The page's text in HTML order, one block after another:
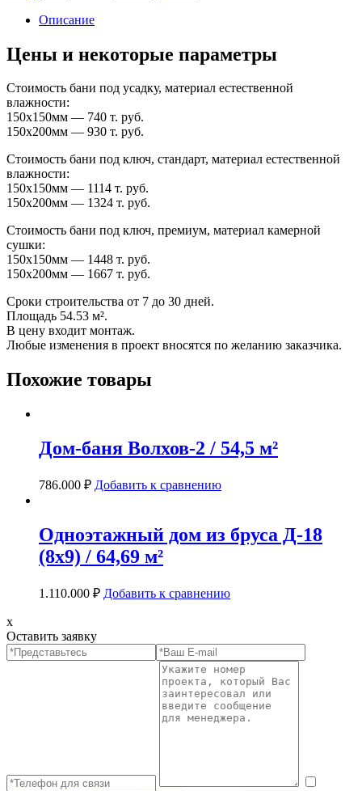
Описание
Цены и некоторые параметры
Стоимость бани под усадку, материал естественной
влажности:
150х150мм — 740 т. руб.
150х200мм — 930 т. руб.
Стоимость бани под ключ, стандарт, материал естественной
влажности:
150х150мм — 1114 т. руб.
150х200мм — 1324 т. руб.
Стоимость бани под ключ, премиум, материал камерной
сушки:
150х150мм — 1448 т. руб.
150х200мм — 1667 т. руб.
Сроки строительства от 7 до 30 дней.
Площадь 54.53 м².
В цену входит монтаж.
Любые изменения в проект вносятся по желанию заказчика.
Похожие товары
Дом-баня Волхов-2 / 54,5 м²
786.000 ₽ Добавить к сравнению
Одноэтажный дом из бруса Д-18
(8х9) / 64,69 м²
1.110.000 ₽ Добавить к сравнению
x
Оставить заявку